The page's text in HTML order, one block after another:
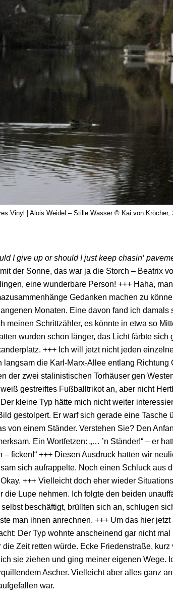
Vinyl | Alois Weidel – Stille Wasser © Kai von Kröcher,
I give up or should I just keep chasin‘
der Sonne, das war ja die Storch – Beatrix
eine wunderbare Person! +++ Haha,
Gedanken machen zu
Monaten. Eine davon fand ich
meinen Schrittzähler, es könnte in etwa so
wurden schon länger, das Licht färbte
+++ Ich will jetzt nicht jeden
langsam die Karl-Marx-Allee entlang
der zwei stalinistischen Torhäuser gen
gestreiftes Fußballtrikot an, aber nicht
kleine Typ hätte mich nicht weiter
gestolpert. Er warf sich gerade eine
von einem Ständer. Verstehen Sie? Den
Ein Wortfetzen: „… ’n Ständer!“ – er
– ficken!“ +++ Diesen Ausdruck hatten wir
sich aufrappelte. Noch einen Schluck aus
+++ Vielleicht doch eher wieder
die Lupe nehmen. Ich folgte den beiden
beschäftigt, brüllten sich an, schlugen
man ihnen anrechnen. +++ Um das hier
Der Typ wohnte anscheinend gar nicht
die Zeit retten würde. Ecke Friedenstraße,
ich sie ziehen und ging meiner eigenen Wege.
Ascher. Vielleicht aber alles ganz
war.